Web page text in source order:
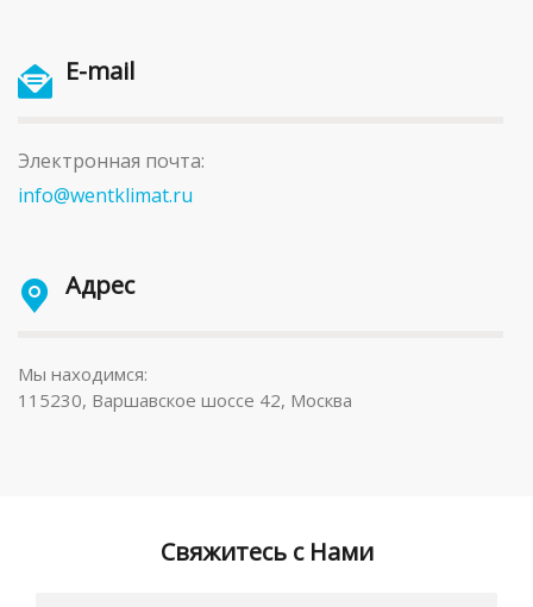
E-mail
Электронная почта:
info@wentklimat.ru
Адрес
Мы находимся:
115230, Варшавское шоссе 42, Москва
Свяжитесь с Нами